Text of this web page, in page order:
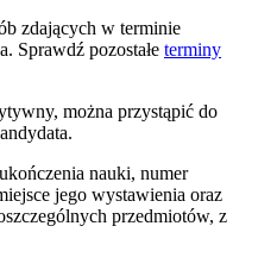
zdających w terminie
Sprawdź pozostałe terminy
można przystąpić do
nauki, numer
jego wystawienia oraz
przedmiotów, z